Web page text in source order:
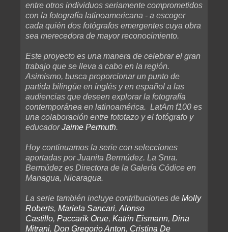
entre otros individuos seriamente comprometidos
con la fotografía latinoamericana - a escoger
cada quién dos fotógrafos emergentes cuya obra
sea merecedora de mayor reconocimiento.
Este proyecto es una manera de celebrar el gran
trabajo que se lleva a cabo en la región.
Asimismo, busca proporcionar un punto de
partida bilingüe en inglés y en español a las
audiencias que deseen explorar la fotografía
contemporánea en latinoamérica. LatAm f100 es
una colaboración entre fototazo y el fotógrafo y
educadorJaime Permuth.
Hoy continuamos la serie con selecciones
aportadas por Juanita Bermúdez. La Snra.
Bermúdez es Directora de la Galería Códice en
Managua, Nicaragua.
La serie también incluye contribuciones de Molly
Roberts, Mariela Sancari, Alonso
Castillo, Paccarik Orue, Katrin Eismann, Dina
Mitrani, Don Gregorio Anton, Cristina De